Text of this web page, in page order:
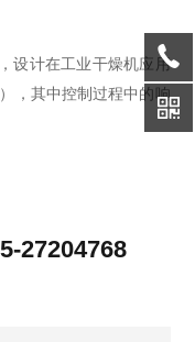
设计在工业干燥机应用
，其中控制过程中的响
27204768